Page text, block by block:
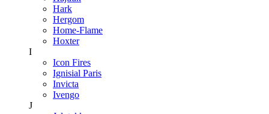
Hark
Hergom
Home-Flame
Hoxter
I
Icon Fires
Ignisial Paris
Invicta
Ivengo
J